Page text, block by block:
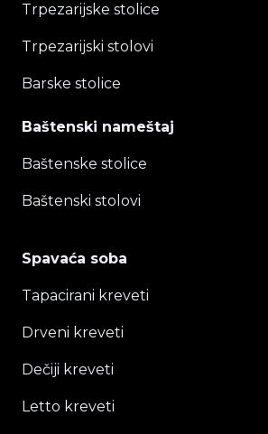
Trpezarijske stolice
Trpezarijski stolovi
Barske stolice
Baštenski nameštaj
Baštenske stolice
Baštenski stolovi
Spavaća soba
Tapacirani kreveti
Drveni kreveti
Dečiji kreveti
Letto kreveti